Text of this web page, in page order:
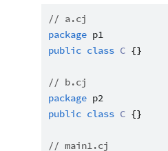
// a.cj
package p1
public class C {}
// b.cj
package p2
public class C {}
// main1.cj